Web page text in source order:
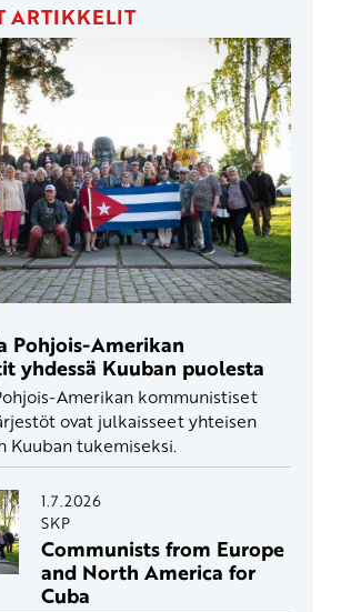
ARTIKKELIT
Pohjois-Amerikan
yhdessä Kuuban puolesta
Amerikan kommunistiset
ovat julkaisseet yhteisen
Kuuban tukemiseksi.
1.7.2026
SKP
Communists from Europe
and North America for
Cuba